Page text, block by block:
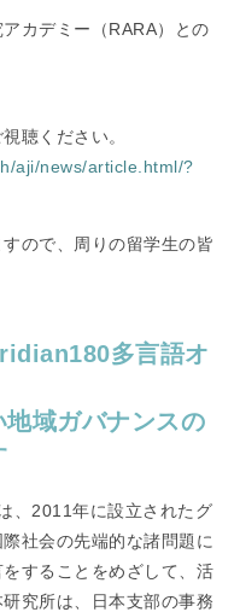
カデミー（RARA）との
聴ください。
aji/news/article.html/?
ので、周りの留学生の皆
多言語オ
地域ガバナンスの
、2011年に設立されたグ
社会の先端的な諸問題に
することをめざして、活
究所は、日本支部の事務